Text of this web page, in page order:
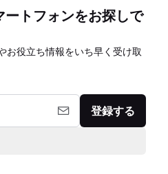
トフォンをお探しで
お役立ち情報をいち早く受け取
登録する